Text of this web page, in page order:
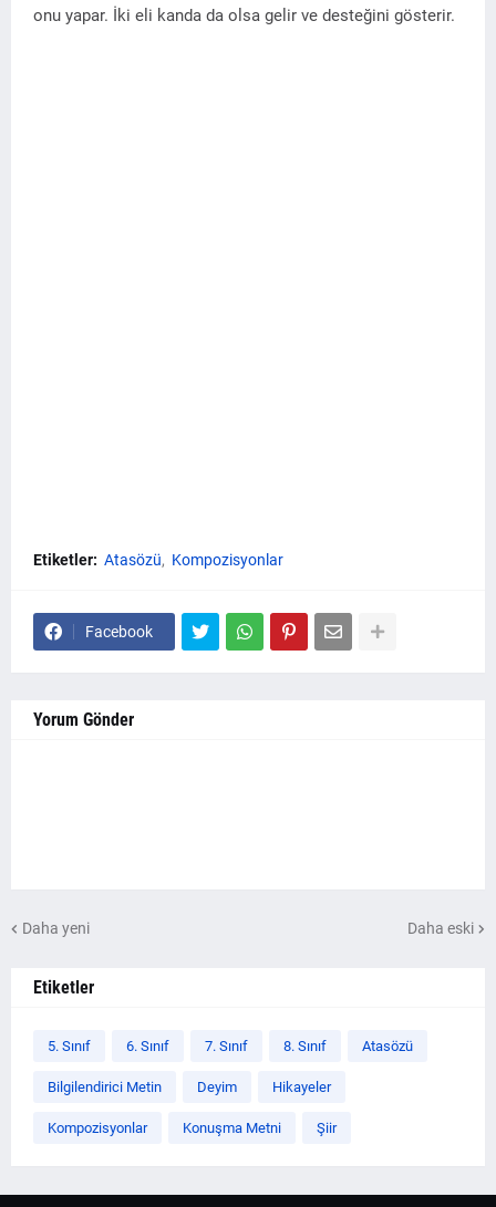
onu yapar. İki eli kanda da olsa gelir ve desteğini gösterir.
Etiketler: Atasözü Kompozisyonlar
Facebook
Yorum Gönder
Daha yeni Daha eski
Etiketler
5. Sınıf 6. Sınıf 7. Sınıf 8. Sınıf Atasözü
Bilgilendirici Metin Deyim Hikayeler
Kompozisyonlar Konuşma Metni Şiir